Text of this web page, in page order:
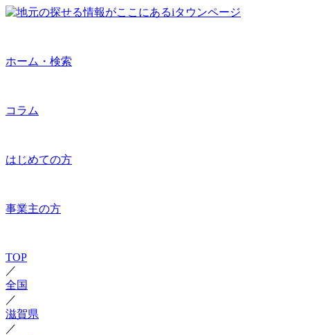
ホーム・検索
コラム
はじめての方
事業主の方
TOP
／
全国
／
滋賀県
／